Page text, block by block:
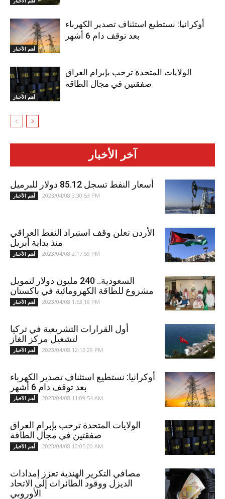
أهم الأخبار
أوكرانيا: نستطيع استئناف تصدير الكهرباء
بعد توقف دام 6 أشهر
أهم الأخبار
الولايات المتحدة ترحب بإبرام العراق
صفقتين في مجال الطاقة
آخر الأخبار
أسعار النفط تسجل 85.12 دولار للبرميل
أهم الأخبار 2023/04/08 3:30:53 PM
الأردن تعلن وقف استيراد النفط العراقي
منذ بداية أبريل
أهم الأخبار 2023/04/08 2:17:59 PM
السعودية.. 240 مليون دولار لتمويل
مشروع للطاقة الكهرومائية في باكستان
أهم الأخبار 2023/04/08 1:53:18 PM
أول القرارات التشريعية في تركيا
لتشغيل مركز الغاز
أهم الأخبار 2023/04/08 12:12:29 PM
أوكرانيا: نستطيع استئناف تصدير الكهرباء
بعد توقف دام 6 أشهر
أهم الأخبار 2023/04/08 11:09:54 AM
الولايات المتحدة ترحب بإبرام العراق
صفقتين في مجال الطاقة
أهم الأخبار 2023/04/08 10:05:00 AM
مصافي التكرير الهندية تعزز إمدادات
الديزل ووقود الطائرات إلى الاتحاد
الأوروبي